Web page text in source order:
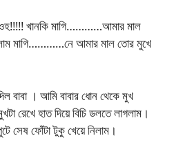
খানকি মাগি…………আমার মাল
মাগি…………নে আমার মাল তোর মুখে
বাবা । আমি বাবার ধোন থেকে মুখ
রেখে হাত দিয়ে বিচি ডলতে লাগলাম।
সেষ ফোঁটা টুকু খেয়ে নিলাম।